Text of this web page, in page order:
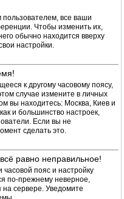
пользователем, все ваши
Чтобы изменить их,
обычно находится вверху
настройки.
к другому часовому поясу,
случае измените в личных
вы находитесь: Москва, Киев и
и большинство настроек,
Если вы не
сделать это.
равно неправильное!
пояс и настройку
по-прежнему неверное,
на сервере. Уведомите